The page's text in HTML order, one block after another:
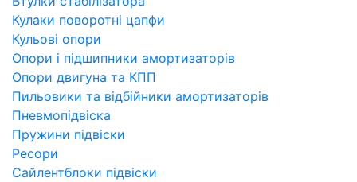
Кулаки поворотні цапфи
Кульові опори
Опори і підшипники амортизаторів
Опори двигуна та КПП
Пильовики та відбійники амортизаторів
Пневмопідвіска
Пружини підвіски
Ресори
Сайлентблоки підвіски